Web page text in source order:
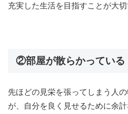
充実した生活を目指すことが大切
②部屋が散らかっている
先ほどの見栄を張ってしまう人
が、自分を良く見せるために余